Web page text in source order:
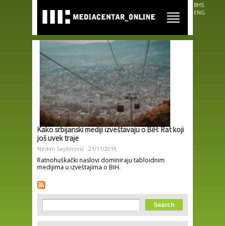
main
content
BHS
ENG
Kako srbijanski mediji izveštavaju o BiH: Rat koji
još uvek traje
Nedim Sejdinović 21/11/2019
Ratnohuškački naslovi dominiraju tabloidnim
medijima u izveštajima o BiH.
Search form
Search